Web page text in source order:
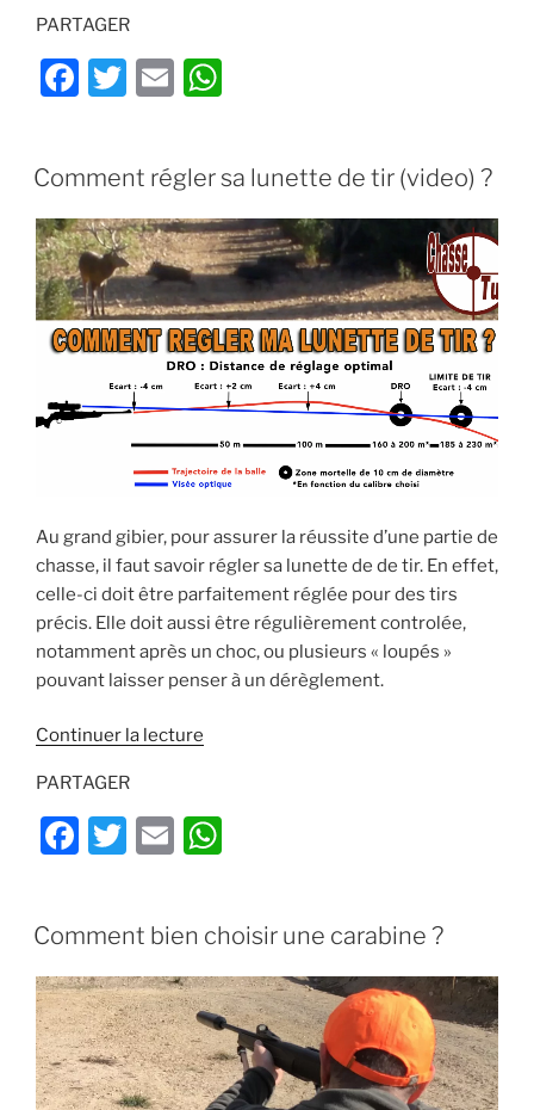
tir
à
PARTAGER
F
e
b
o
o
k
T
er
E
l
s
A
p
p
PUBLIÉ
LE
Comment régler sa lunette de tir (video) ?
Au grand gibier, pour assurer la réussite d’une partie de
chasse, il faut savoir régler sa lunette de de tir. En effet,
celle-ci doit être parfaitement réglée pour des tirs
précis. Elle doit aussi être régulièrement controlée,
notamment après un choc, ou plusieurs « loupés »
pouvant laisser penser à un dérèglement.
Continuer la lecture
sa
lunette
(video)
PARTAGER
F
e
b
o
o
T
er
E
l
s
A
p
p
PUBLIÉ
LE
Comment bien choisir une carabine ?